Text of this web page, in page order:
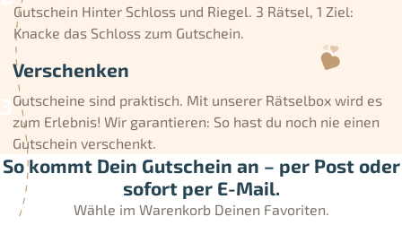
Gutschein Hinter Schloss und Riegel. 3 Rätsel, 1 Ziel:
Knacke das Schloss zum Gutschein.
Verschenken
Gutscheine sind praktisch. Mit unserer Rätselbox wird es
zum Erlebnis! Wir garantieren: So hast du noch nie einen
Gutschein verschenkt.
So kommt Dein Gutschein an – per Post oder
sofort per E-Mail.
Wähle im Warenkorb Deinen Favoriten.